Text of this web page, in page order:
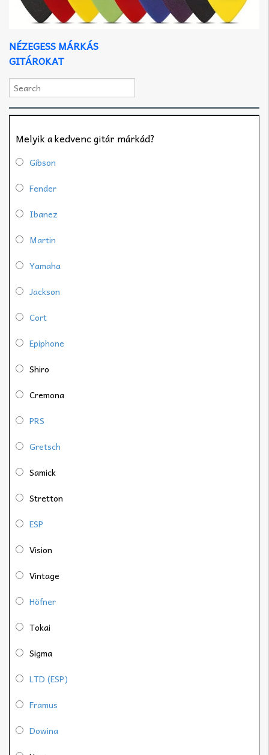
NÉZEGESS MÁRKÁS
GITÁROKAT
Melyik a kedvenc gitár márkád?
Gibson
Fender
Ibanez
Martin
Yamaha
Jackson
Cort
Epiphone
Shiro
Cremona
PRS
Gretsch
Samick
Stretton
ESP
Vision
Vintage
Höfner
Tokai
Sigma
LTD (ESP)
Framus
Dowina